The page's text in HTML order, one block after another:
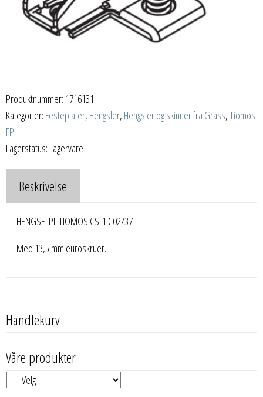
Produktnummer: 1716131
Kategorier: Festeplater, Hengsler, Hengsler og skinner fra Grass,Tiomos
FP
Lagerstatus: Lagervare
Beskrivelse
HENGSELPL.TIOMOS CS-1D 02/37
Med 13,5 mm euroskruer.
Handlekurv
Våre produkter